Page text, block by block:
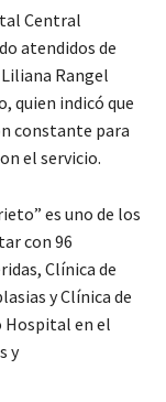
Central
atendidos de
Rangel
quien indicó que
constante para
el servicio.
es uno de los
con 96
Clínica de
y Clínica de
Hospital en el
y